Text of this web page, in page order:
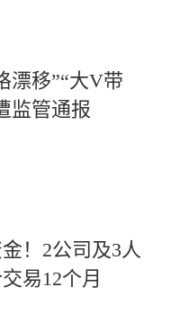
漂移”“大V带
监管通报
！2公司及3人
易12个月